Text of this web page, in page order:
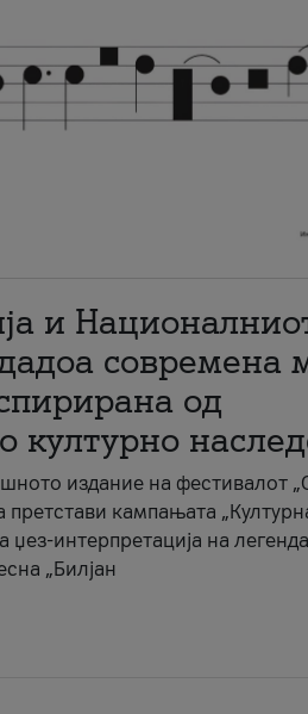
и
современа
од
културно
издание на фестивалот
претстави кампањата
џез-интерпретација на
„Билјан